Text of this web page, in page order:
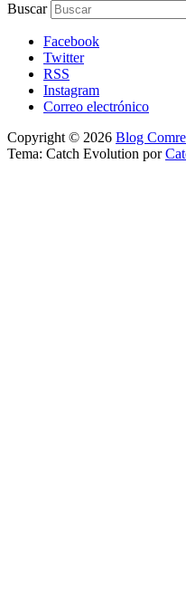
Buscar
Facebook
Twitter
RSS
Instagram
Correo electrónico
Copyright © 2026 Blog
Tema: Catch Evolution por